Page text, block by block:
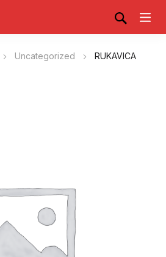
Uncategorized
RUKAVICA